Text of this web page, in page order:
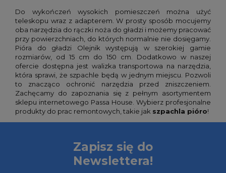
Do wykończeń wysokich pomieszczeń można użyć
teleskopu wraz z adapterem. W prosty sposób mocujemy
oba narzędzia do rączki noża do gładzi i możemy pracować
przy powierzchniach, do których normalnie nie dosięgamy.
Pióra do gładzi Olejnik występują w szerokiej gamie
rozmiarów, od 15 cm do 150 cm. Dodatkowo w naszej
ofercie dostępna jest walizka transportowa na narzędzia,
która sprawi, że szpachle będą w jednym miejscu. Pozwoli
to znacząco ochronić narzędzia przed zniszczeniem.
Zachęcamy do zapoznania się z pełnym asortymentem
sklepu internetowego Passa House. Wybierz profesjonalne
produkty do prac remontowych, takie jak szpachla pióro!
Zapisz się do
Newslettera!